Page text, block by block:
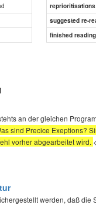
reprioritisations
suggested re-
finished
an der gleichen
sind Precice Exeptions?
vorher abgearbeitet wird.
werden, daß